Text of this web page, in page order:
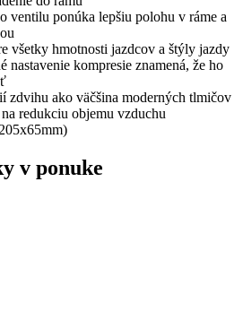
ventilu ponúka lepšiu polohu v ráme a
všetky hmotnosti jazdcov a štýly jazdy
nastavenie kompresie znamená, že ho
zdvihu ako väčšina moderných tlmičov
redukciu objemu vzduchu
v ponuke